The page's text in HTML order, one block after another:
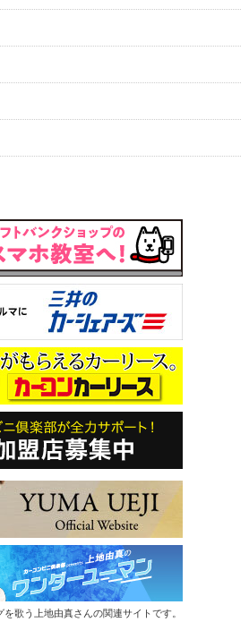
歌う上地由真さんの関連サイトです。